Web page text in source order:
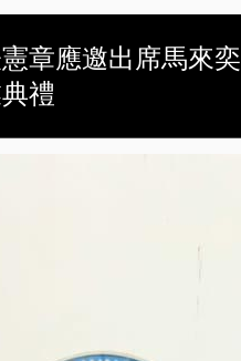
章應邀出席馬來奕
禮